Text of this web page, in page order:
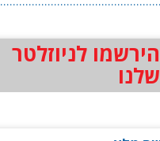
הירשמו לניוזלטר
שלנו